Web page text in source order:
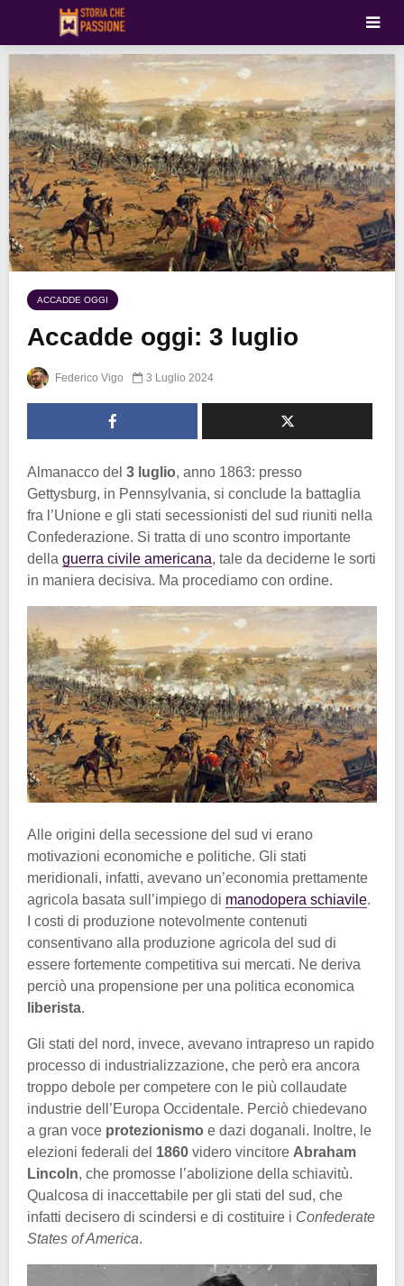
ACCADDE OGGI
Accadde oggi: 3 luglio
Federico Vigo 3 Luglio 2024
Almanacco del 3 luglio, anno 1863: presso
Gettysburg, in Pennsylvania, si conclude la battaglia
fra l’Unione e gli stati secessionisti del sud riuniti nella
Confederazione. Si tratta di uno scontro importante
della guerra civile americana, tale da deciderne le sorti
in maniera decisiva. Ma procediamo con ordine.
Alle origini della secessione del sud vi erano
motivazioni economiche e politiche. Gli stati
meridionali, infatti, avevano un’economia prettamente
agricola basata sull’impiego di manodopera schiavile.
I costi di produzione notevolmente contenuti
consentivano alla produzione agricola del sud di
essere fortemente competitiva sui mercati. Ne deriva
perciò una propensione per una politica economica
liberista.
Gli stati del nord, invece, avevano intrapreso un rapido
processo di industrializzazione, che però era ancora
troppo debole per competere con le più collaudate
industrie dell’Europa Occidentale. Perciò chiedevano
a gran voce protezionismo e dazi doganali. Inoltre, le
elezioni federali del 1860 videro vincitore Abraham
Lincoln, che promosse l’abolizione della schiavitù.
Qualcosa di inaccettabile per gli stati del sud, che
infatti decisero di scindersi e di costituire i Confederate
States of America.